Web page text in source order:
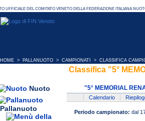
HOME > PALLANUOTO > CAMPIONATI > CLASSIFICA
Nuoto
Pallanuoto
Classifica "5°
"5° MEMORIAL
Calendario
Periodo campionato: dal